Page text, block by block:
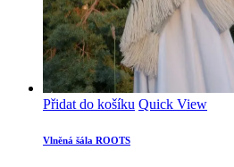
Přidat do košíku Quick View
Vlněná šála ROOTS